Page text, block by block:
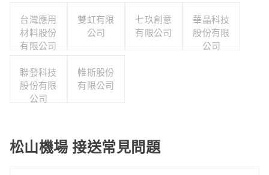
會
台灣應用
材料股份
有限公司
雙虹有限
公司
七玖創意
有限公司
華晶科技
股份有限
公司
聯發科技
股份有限
公司
帷斯股份
有限公司
松山機場 接送常見問題